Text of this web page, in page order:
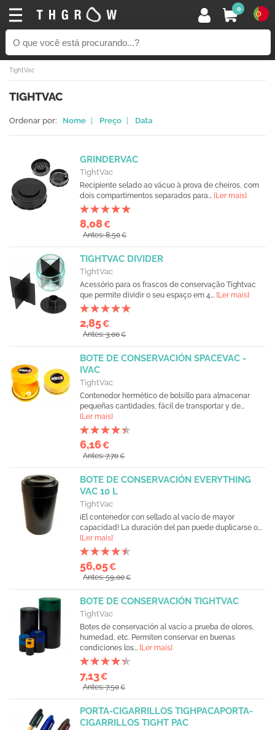
0
TightVac
TIGHTVAC
Ordenar por: Nome Preço Data
GRINDERVAC
TightVac
Recipiente selado ao vácuo à prova de cheiros, com
dois compartimentos separados para... [Ler mais]
8,08€
Antes: 8,50€
TIGHTVAC DIVIDER
TightVac
Acessório para os frascos de conservação Tightvac
que permite dividir o seu espaço em 4... [Ler mais]
2,85€
Antes: 3,00€
BOTE DE CONSERVACIÓN SPACEVAC -
IVAC
TightVac
Contenedor hermético de bolsillo para almacenar
pequeñas cantidades, fácil de transportar y de...
[Ler mais]
6,16€
Antes: 7,70€
BOTE DE CONSERVACIÓN EVERYTHING
VAC 10 L
TightVac
¡El contenedor con sellado al vacío de mayor
capacidad! La duración del pan puede duplicarse o...
[Ler mais]
56,05€
Antes: 59,00€
BOTE DE CONSERVACIÓN TIGHTVAC
TightVac
Botes de conservación al vacío a prueba de olores,
humedad, etc. Permiten conservar en buenas
condiciones los... [Ler mais]
7,13€
Antes: 7,50€
PORTA-CIGARRILLOS TIGHPACAPORTA-
CIGARRILLOS TIGHT PAC